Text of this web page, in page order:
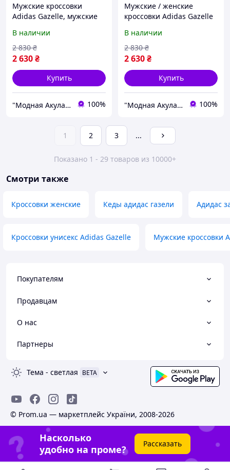
Мужские кроссовки
Adidas Gazelle, мужские
shark
В наличии
2 630₴
2 830 ₴
Купить
"Модная Акула" интернет магазин одежды и обуви 100%
Мужские / женские
кроссовки Adidas Gazelle
замшевые адидас газели
газель shark
В наличии
2 630₴
2 830 ₴
Купить
"Модная Акула" интернет магазин одежды и обуви 100%
1 2 3 ...
Показано 1 - 29 товаров из 10000+
Смотри также
Кроссовки женские Кеды адидас газели Адидас
Кроссовки унисекс Adidas Gazelle Мужские кроссовки
Покупателям
Продавцам
О нас
Партнеры
Тема - светлая BETA
© Prom.ua — маркетплейс України, 2008-2026
Насколько
удобно на проме?
Рассказать